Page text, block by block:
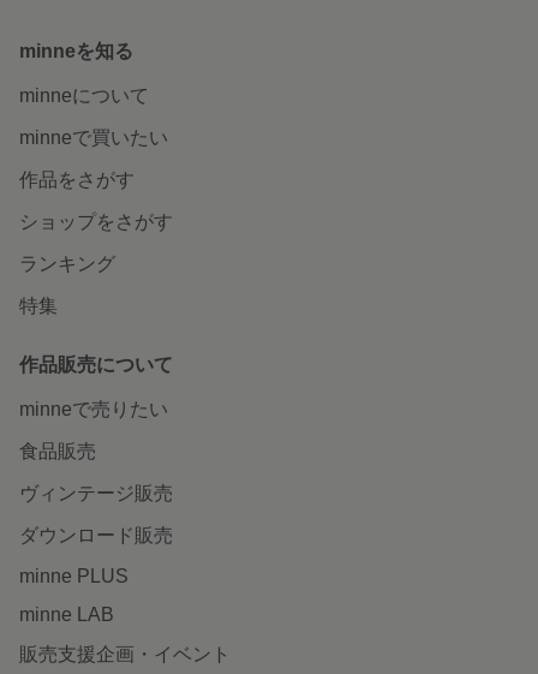
minneを知る
minneについて
minneで買いたい
作品をさがす
ショップをさがす
ランキング
特集
作品販売について
minneで売りたい
食品販売
ヴィンテージ販売
ダウンロード販売
minne PLUS
minne LAB
販売支援企画・イベント